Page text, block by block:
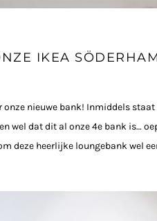
IKEA
nieuwe bank! Inmiddels
wel dat dit al onze 4e bank is…
deze heerlijke loungebank wel